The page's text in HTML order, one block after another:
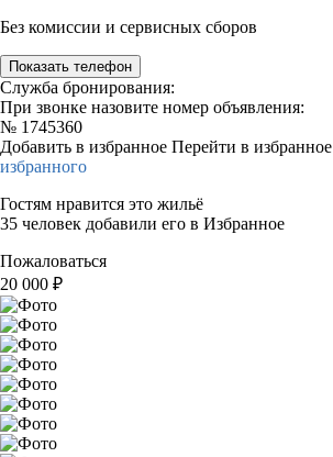
Без комиссии и сервисных сборов
Показать телефон
Служба бронирования:
При звонке назовите номер объявления:
№ 1745360
Добавить в избранное Перейти в избранное
избранного
Гостям нравится это жильё
35 человек добавили его в Избранное
Пожаловаться
20 000 ₽